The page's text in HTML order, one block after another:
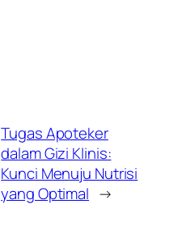
Tugas Apoteker
dalam Gizi Klinis:
Kunci Menuju Nutrisi
yang Optimal →